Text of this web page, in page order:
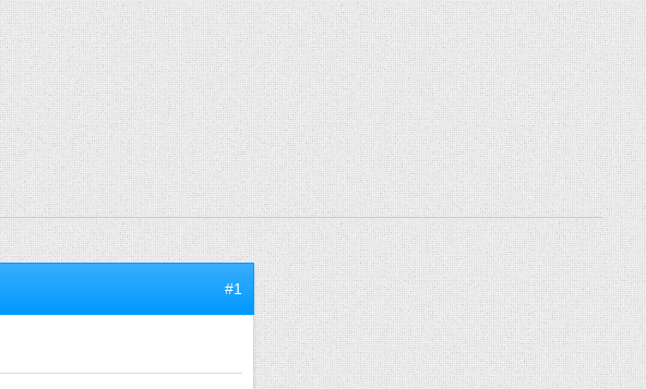
#1